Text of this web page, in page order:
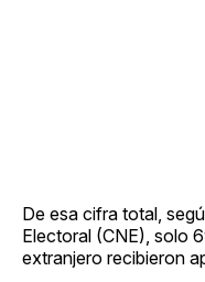
De esa cifra total,
Electoral (CNE), solo
extranjero recibieron